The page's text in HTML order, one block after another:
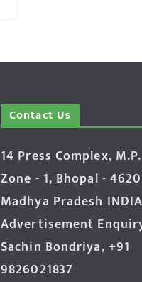
Contact Us
14 Press Complex,
Zone - 1, Bhopal -
Madhya Pradesh
Advertisement
Sachin Bondriya, +91
9826021837